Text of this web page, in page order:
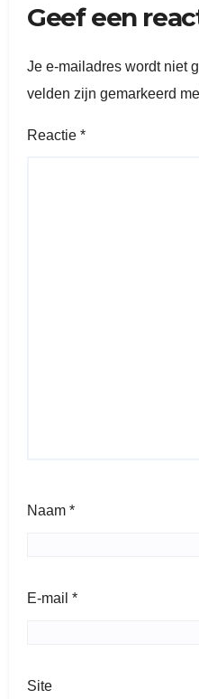
Geef een
Je e-mailadres wordt niet
velden zijn gemarkeerd
Reactie *
Naam *
E-mail *
Site